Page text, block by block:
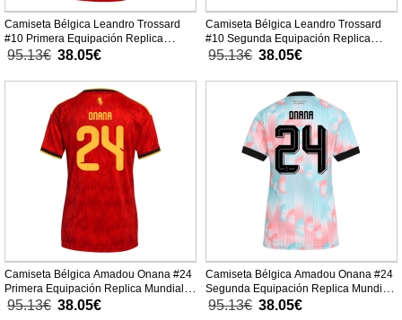
Camiseta Bélgica Leandro Trossard
#10 Primera Equipación Replica
Mundial 2026 para mujer mangas
95.13€ 38.05€
Camiseta Bélgica Leandro Trossard
#10 Segunda Equipación Replica
Mundial 2026 para mujer mangas
95.13€ 38.05€
Camiseta Bélgica Amadou Onana #24
Primera Equipación Replica Mundial
2026 para mujer mangas cortas
95.13€ 38.05€
Camiseta Bélgica Amadou Onana #24
Segunda Equipación Replica Mundial
2026 para mujer mangas cortas
95.13€ 38.05€